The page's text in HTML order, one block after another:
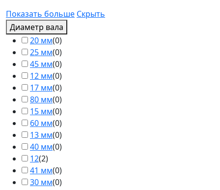
Показать больше Скрыть
Диаметр вала
20 мм(0)
25 мм(0)
45 мм(0)
12 мм(0)
17 мм(0)
80 мм(0)
15 мм(0)
60 мм(0)
13 мм(0)
40 мм(0)
12(2)
41 мм(0)
30 мм(0)